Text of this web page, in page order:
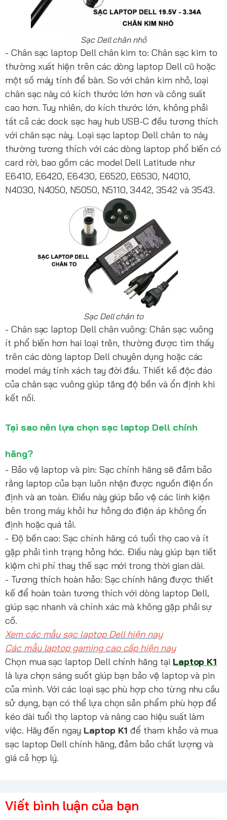
Sạc Dell chân nhỏ
- Chân sạc laptop Dell chân kim to: Chân sạc kim to
thường xuất hiện trên các dòng laptop Dell cũ hoặc
một số máy tính để bàn. So với chân kim nhỏ, loại
chân sạc này có kích thước lớn hơn và công suất
cao hơn. Tuy nhiên, do kích thước lớn, không phải
tất cả các dock sạc hay hub USB-C đều tương thích
với chân sạc này. Loại sạc laptop Dell chân to này
thường tương thích với các dòng laptop phổ biến có
card rời, bao gồm các model Dell Latitude như
E6410, E6420, E6430, E6520, E6530, N4010,
N4030, N4050, N5050, N5110, 3442, 3542 và 3543.
Sạc Dell chân to
- Chân sạc laptop Dell chân vuông: Chân sạc vuông
ít phổ biến hơn hai loại trên, thường được tìm thấy
trên các dòng laptop Dell chuyên dụng hoặc các
model máy tính xách tay đời đầu. Thiết kế độc đáo
của chân sạc vuông giúp tăng độ bền và ổn định khi
kết nối.
Tại sao nên lựa chọn sạc laptop Dell chính
hãng?
- Bảo vệ laptop và pin: Sạc chính hãng sẽ đảm bảo
rằng laptop của bạn luôn nhận được nguồn điện ổn
định và an toàn. Điều này giúp bảo vệ các linh kiện
bên trong máy khỏi hư hỏng do điện áp không ổn
định hoặc quá tải.
- Độ bền cao: Sạc chính hãng có tuổi thọ cao và ít
gặp phải tình trạng hỏng hóc. Điều này giúp bạn tiết
kiệm chi phí thay thế sạc mới trong thời gian dài.
- Tương thích hoàn hảo: Sạc chính hãng được thiết
kế để hoàn toàn tương thích với dòng laptop Dell,
giúp sạc nhanh và chính xác mà không gặp phải sự
cố.
Xem các mẫu sạc laptop Dell hiện nay
Các mẫu laptop gaming cao cấp hiện nay
Chọn mua sạc laptop Dell chính hãng tại Laptop K1
là lựa chọn sáng suốt giúp bạn bảo vệ laptop và pin
của mình. Với các loại sạc phù hợp cho từng nhu cầu
sử dụng, bạn có thể lựa chọn sản phẩm phù hợp để
kéo dài tuổi thọ laptop và nâng cao hiệu suất làm
việc. Hãy đến ngay Laptop K1 để tham khảo và mua
sạc laptop Dell chính hãng, đảm bảo chất lượng và
giá cả hợp lý.
Viết bình luận của bạn